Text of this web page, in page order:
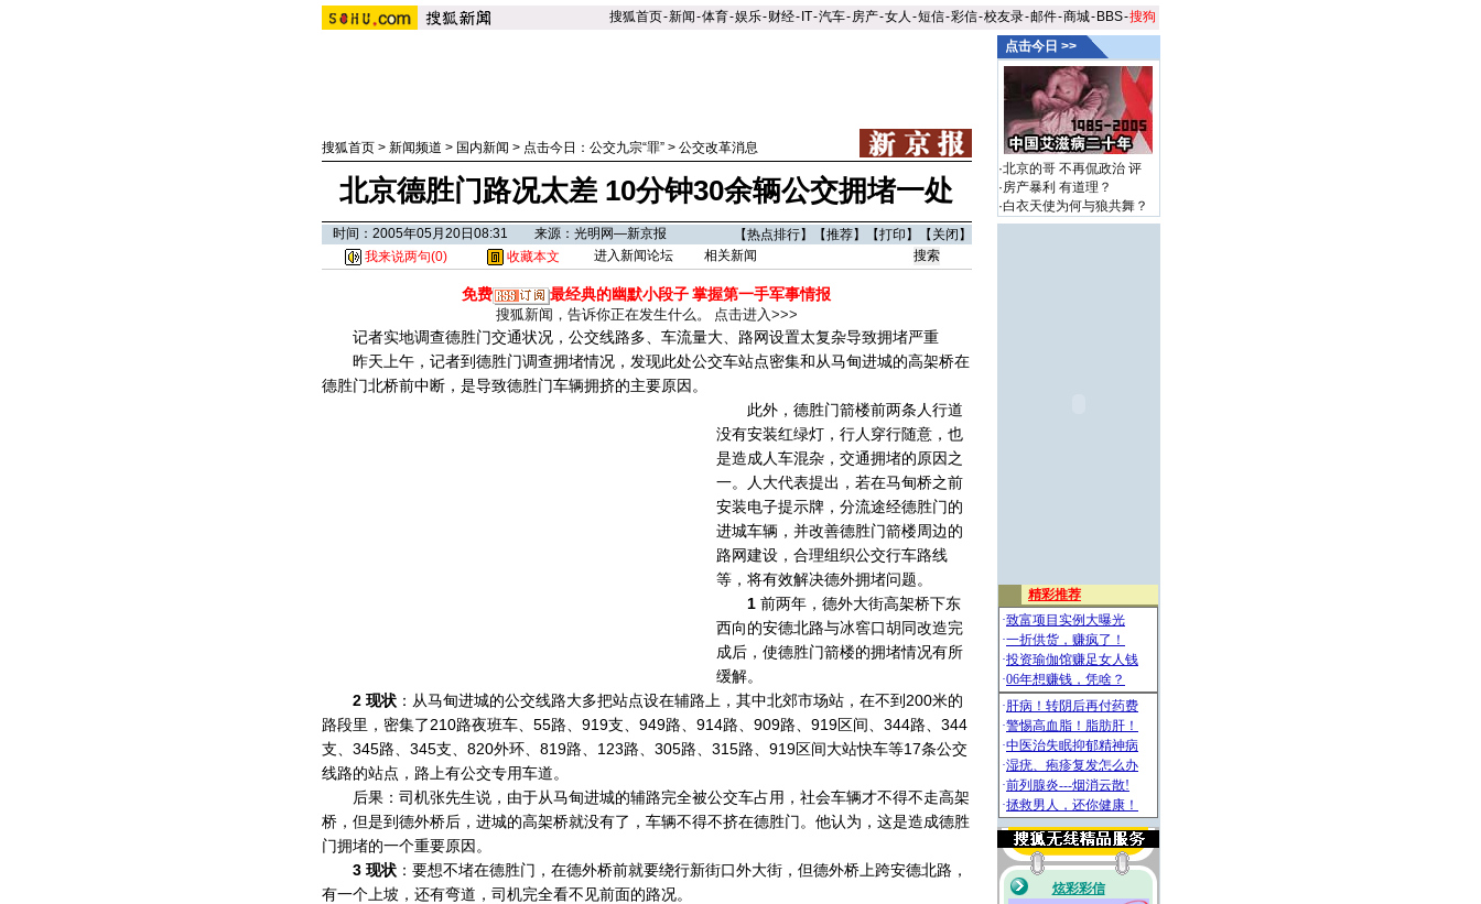
搜狐首页-新闻-体育-娱乐-财经- IT-汽车-房产-女人 -短信-彩信-校友录-邮件-商城- BBS-搜狗
搜狐首页> 新闻频道 > 国内新闻 > 点击今日：公交九宗“罪”> 公交改革消息
北京德胜门路况太差 10分钟30余辆公交拥堵一处
时间：2005年05月20日08:31 来源：光明网—新京报 【热点排行】【推荐】【打印 】【 关闭 】
我来说两句(0) 收藏本文 进入新闻论坛 相关新闻
免费 最经典的幽默小段子掌握第一手军事情报
搜狐新闻，告诉你正在发生什么。 点击进入>>>
记者实地调查德胜门交通状况，公交线路多、车流量大、路网设置太复杂导致拥堵严重
昨天上午，记者到德胜门调查拥堵情况，发现此处公交车站点密集和从马甸进城的高架桥在
德胜门北桥前中断，是导致德胜门车辆拥挤的主要原因。
此外，德胜门箭楼前两条人行道
没有安装红绿灯，行人穿行随意，也
是造成人车混杂，交通拥堵的原因之
一。人大代表提出，若在马甸桥之前
安装电子提示牌，分流途经德胜门的
进城车辆，并改善德胜门箭楼周边的
路网建设，合理组织公交行车路线
等，将有效解决德外拥堵问题。
1前两年，德外大街高架桥下东
西向的安德北路与冰窖口胡同改造完
成后，使德胜门箭楼的拥堵情况有所
缓解。
2 现状：从马甸进城的公交线路大多把站点设在辅路上，其中北郊市场站，在不到200米的
路段里，密集了210路夜班车、55路、919支、949路、914路、909路、919区间、344路、344
支、345路、345支、820外环、819路、123路、305路、315路、919区间大站快车等17条公交
线路的站点，路上有公交专用车道。
后果：司机张先生说，由于从马甸进城的辅路完全被公交车占用，社会车辆才不得不走高架
桥，但是到德外桥后，进城的高架桥就没有了，车辆不得不挤在德胜门。他认为，这是造成德胜
门拥堵的一个重要原因。
3 现状：要想不堵在德胜门，在德外桥前就要绕行新街口外大街，但德外桥上跨安德北路，
有一个上坡，还有弯道，司机完全看不见前面的路况。
点击今日 >>
·北京的哥 不再侃政治 评
·房产暴利 有道理？
·白衣天使为何与狼共舞？